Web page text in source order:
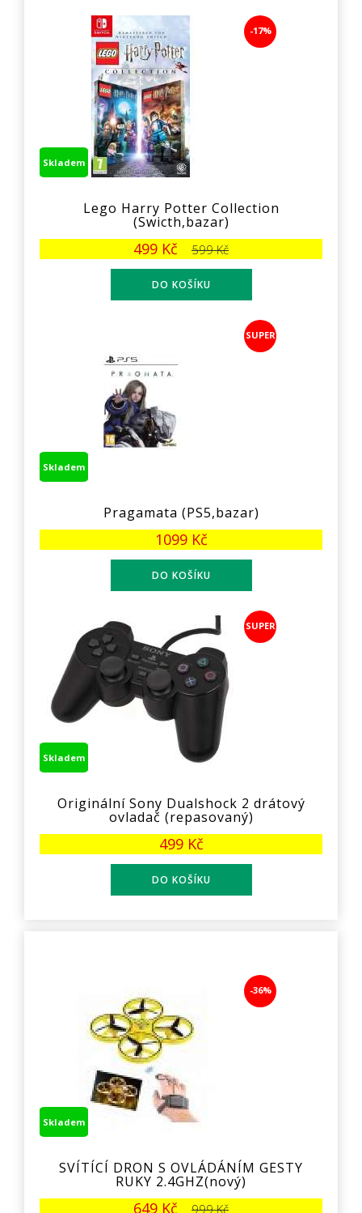
-17%
Skladem
Lego Harry Potter Collection
(Swicth,bazar)
499 Kč 599 Kč
SUPER
Skladem
Pragamata (PS5,bazar)
1099 Kč
SUPER
Skladem
Originální Sony Dualshock 2 drátový
ovladač (repasovaný)
499 Kč
-36%
Skladem
SVÍTÍCÍ DRON S OVLÁDÁNÍM GESTY
RUKY 2.4GHZ(nový)
649 Kč 999 Kč